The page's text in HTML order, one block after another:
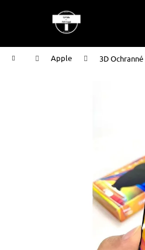
Domů Apple 3D
í
Zpět
do
obchodu
Zpět
do
obchodu